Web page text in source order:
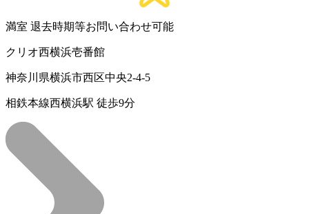
満室 退去時期等お問い合わせ可能
クリオ西横浜壱番館
神奈川県横浜市西区中央2-4-5
相鉄本線西横浜駅 徒歩9分